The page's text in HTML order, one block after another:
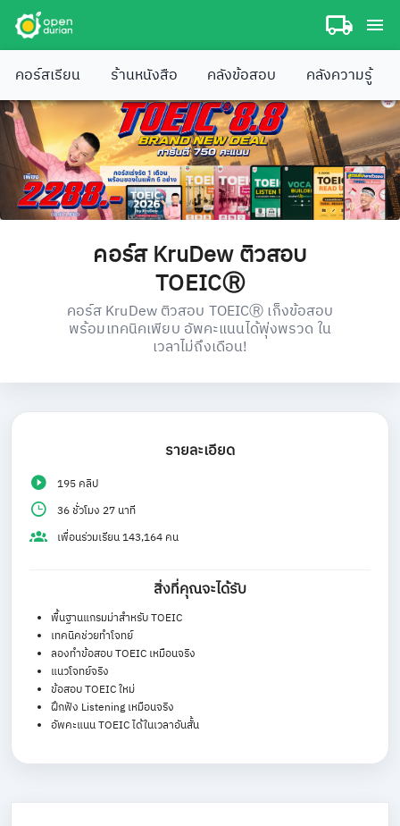
คอร์สเรียน ร้านหนังสือ คลังข้อสอบ คลังความรู้
คอร์ส KruDew ติวสอบ
TOEICⓇ
คอร์ส KruDew ติวสอบ TOEICⓇ เก็งข้อสอบ
พร้อมเทคนิคเพียบ อัพคะแนนได้พุ่งพรวด ใน
เวลาไม่ถึงเดือน!
รายละเอียด
195 คลิป
36 ชั่วโมง 27 นาที
เพื่อนร่วมเรียน 143,164 คน
สิ่งที่คุณจะได้รับ
พื้นฐานแกรมม่าสำหรับ TOEIC
เทคนิคช่วยทำโจทย์
ลองทำข้อสอบ TOEIC เหมือนจริง
แนวโจทย์จริง
ข้อสอบ TOEIC ใหม่
ฝึกฟัง Listening เหมือนจริง
อัพคะแนน TOEIC ได้ในเวลาอันสั้น